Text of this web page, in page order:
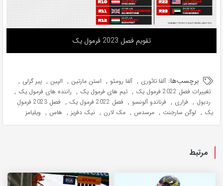
تقویم فصل 2023 فرمول یک
برچسب‌ها: آلفا تائوری , آلفا رومئو , استن مارتین , الپین , پیر گزلی ,
تغییرات فصل 2022 فرمول یک , تیم های فرمول یک , راننده های فرمول یک ,
ردبول , فراری , فرناندو آلونسو , فصل 2022 فرمول یک ,
فصل 2023 فرمول
یک , لوگن سارجنت , مرسدس , مک لارن , نیک دفریز , هاس , ویلیامز
مرتبط